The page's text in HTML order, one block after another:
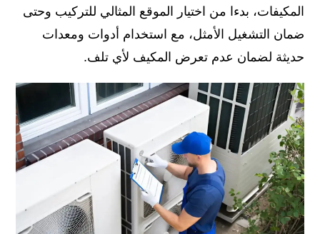
المكيفات، بدءا من اختيار الموقع المثالي للتركيب وحتى
ضمان التشغيل الأمثل، مع استخدام أدوات ومعدات
حديثة لضمان عدم تعرض المكيف لأي تلف.